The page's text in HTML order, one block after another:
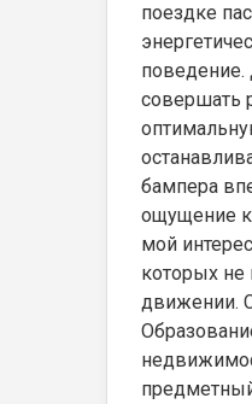
поездке
совершать
бампера
ощущение
мой
которых не
движении.